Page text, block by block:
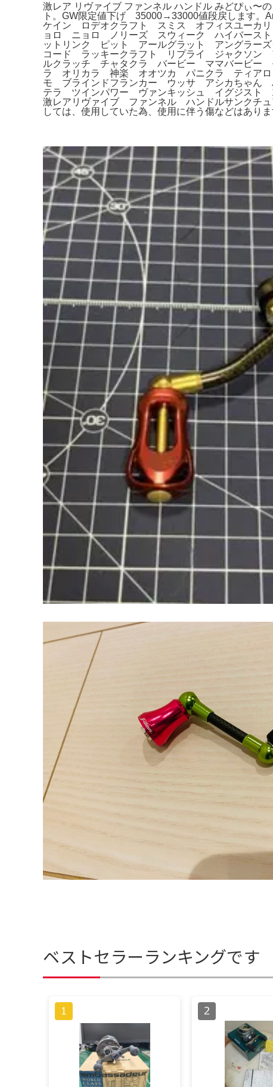
激レア リヴァイブ ファンネル ハンドル みどぴぃ〜
ト。GW限定値下げ 35000→33000値段戻します
ケイン ロデオクラフト スミス オフィスユーカ
ョロ ニョロ ノリーズ スウィーク ハイバース
ットリンク ピット アールグラット アングラー
コード ラッキークラフト リプライ ジャクソン
ルクラッチ チャタクラ バービー ママバービ
ラ オリカラ 神楽 オオツカ パニクラ ティアロ
モ ブラインドフランカー ウッサ アシカちゃん
テラ ツインパワー ヴァンキッシュ イグジスト
激レアリヴァイブ ファンネル ハンドルサンクチュ
しては、使用していた為、使用に伴う傷などはあり
ベストセラーランキングです